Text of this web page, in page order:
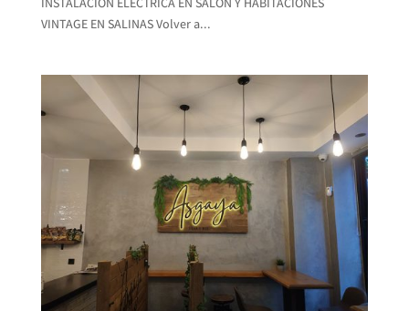
INSTALACIÓN ELÉCTRICA EN SALÓN Y HABITACIONES
VINTAGE EN SALINAS Volver a...